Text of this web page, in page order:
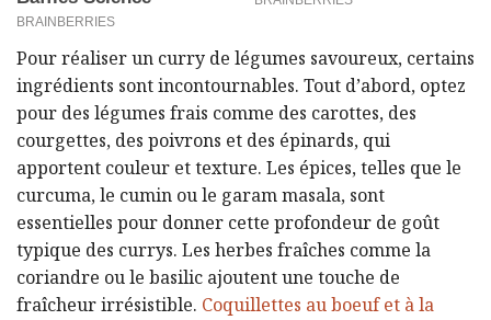
Pour réaliser un curry de légumes savoureux, certains
ingrédients sont incontournables. Tout d’abord, optez
pour des légumes frais comme des carottes, des
courgettes, des poivrons et des épinards, qui
apportent couleur et texture. Les épices, telles que le
curcuma, le cumin ou le garam masala, sont
essentielles pour donner cette profondeur de goût
typique des currys. Les herbes fraîches comme la
coriandre ou le basilic ajoutent une touche de
fraîcheur irrésistible. Coquillettes au boeuf et à la